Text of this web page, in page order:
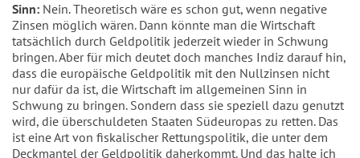
Sinn: Nein. Theoretisch wäre es schon gut, wenn negative
Zinsen möglich wären. Dann könnte man die Wirtschaft
tatsächlich durch Geldpolitik jederzeit wieder in Schwung
bringen. Aber für mich deutet doch manches Indiz darauf hin,
dass die europäische Geldpolitik mit den Nullzinsen nicht
nur dafür da ist, die Wirtschaft im allgemeinen Sinn in
Schwung zu bringen. Sondern dass sie speziell dazu genutzt
wird, die überschuldeten Staaten Südeuropas zu retten. Das
ist eine Art von fiskalischer Rettungspolitik, die unter dem
Deckmantel der Geldpolitik daherkommt. Und das halte ich